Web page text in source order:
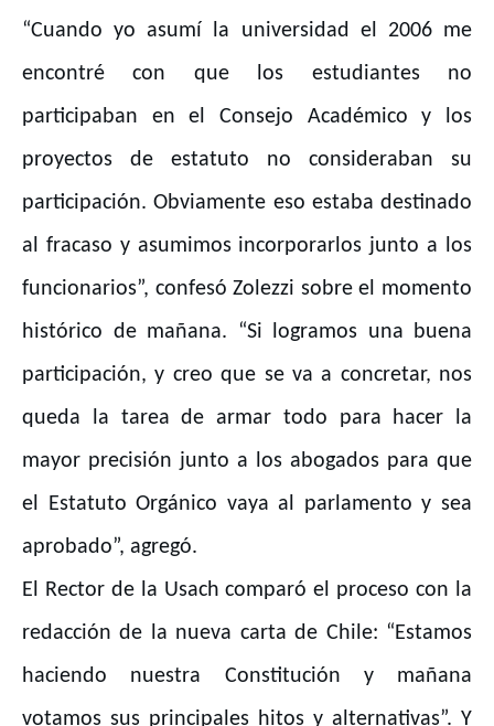
“Cuando yo asumí la universidad el 2006 me
encontré con que los estudiantes no
participaban en el Consejo Académico y los
proyectos de estatuto no consideraban su
participación. Obviamente eso estaba destinado
al fracaso y asumimos incorporarlos junto a los
funcionarios”, confesó Zolezzi sobre el momento
histórico de mañana. “Si logramos una buena
participación, y creo que se va a concretar, nos
queda la tarea de armar todo para hacer la
mayor precisión junto a los abogados para que
el Estatuto Orgánico vaya al parlamento y sea
aprobado”, agregó.
El Rector de la Usach comparó el proceso con la
redacción de la nueva carta de Chile: “Estamos
haciendo nuestra Constitución y mañana
votamos sus principales hitos y alternativas”. Y